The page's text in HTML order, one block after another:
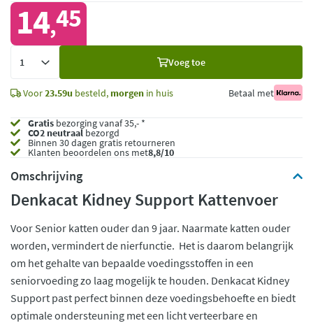
14,45
Voeg toe
Voor23.59u besteld, morgen in huis Betaal met
Gratis bezorging vanaf 35,- *
CO2 neutraalbezorgd
Binnen 30 dagen gratis retourneren
Klanten beoordelen ons met8,8/10
Omschrijving
Denkacat Kidney Support Kattenvoer
Voor Senior katten ouder dan 9 jaar. Naarmate katten ouder
worden, vermindert de nierfunctie. Het is daarom belangrijk
om het gehalte van bepaalde voedingsstoffen in een
seniorvoeding zo laag mogelijk te houden. Denkacat Kidney
Support past perfect binnen deze voedingsbehoefte en biedt
optimale ondersteuning met een licht verteerbare en